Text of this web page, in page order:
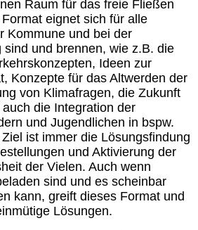
Raum für das freie Fließen
eignet sich für alle
Kommune und bei der
sind und brennen, wie z.B. die
Ideen zur
Konzepte für das Altwerden der
von Klimafragen, die Zukunft
die Integration der
und Jugendlichen in bspw.
ist immer die Lösungsfindung
und Aktivierung der
der Vielen. Auch wenn
sind und es scheinbar
kann, greift dieses Format und
Lösungen.